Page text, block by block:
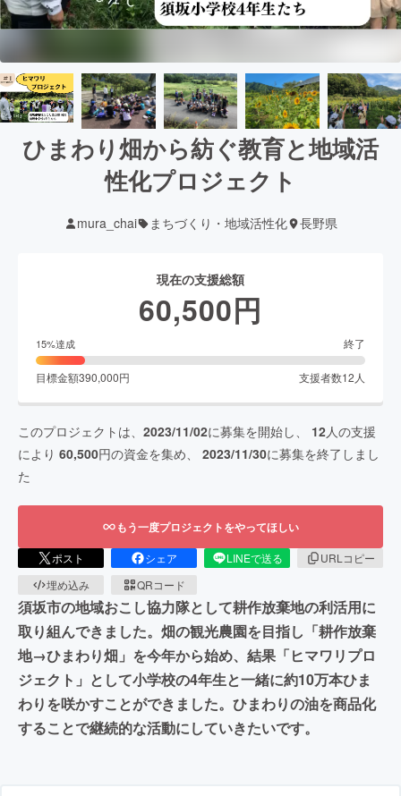
ひまわり畑から紡ぐ教育と地域活
性化プロジェクト
mura_chai まちづくり・地域活性化 長野県
現在の支援総額
60,500円
15%達成 終了
目標金額390,000円 支援者数12 人
このプロジェクトは、 2023/11/02に募集を開始し、 12人の支援
により 60,500円の資金を集め、 2023/11/30に募集を終了しまし
た
もう一度プロジェクトをやってほしい
ポスト シェア LINEで送る
URLコピー
埋め込み
QRコード
須坂市の地域おこし協力隊として耕作放棄地の利活用に
取り組んできました。畑の観光農園を目指し「耕作放棄
地→ひまわり畑」を今年から始め、結果「ヒマワリプロ
ジェクト」として小学校の4年生と一緒に約10万本ひま
わりを咲かすことができました。ひまわりの油を商品化
することで継続的な活動にしていきたいです。